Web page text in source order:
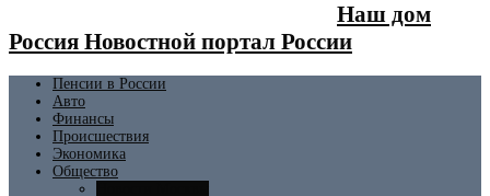
Наш дом
Россия Новостной портал России
Пенсии в России
Авто
Финансы
Происшествия
Экономика
Общество